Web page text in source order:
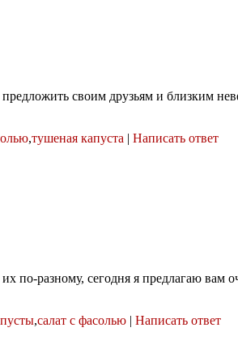
своим друзьям и близким
,тушеная капуста | Написать ответ
по-разному, сегодня я предлагаю вам
,салат с фасолью | Написать ответ